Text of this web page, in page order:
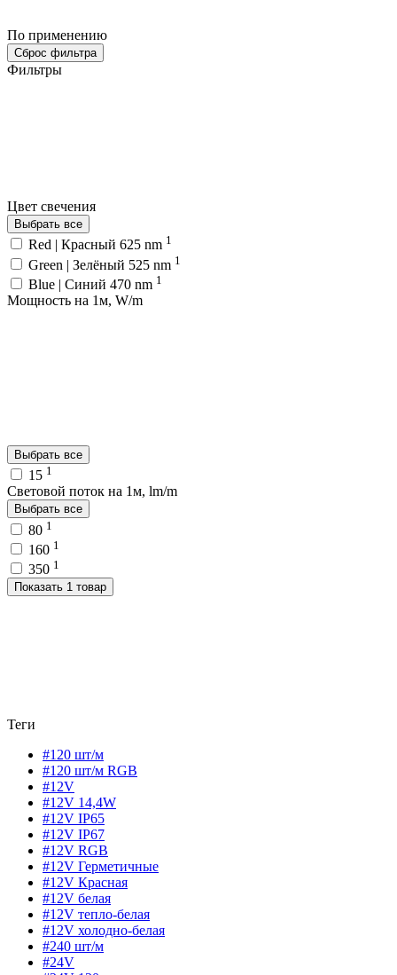
По применению
Сброс фильтра
Фильтры
Цвет свечения
Выбрать все
Red | Красный 625 nm 1
Green | Зелёный 525 nm 1
Blue | Синий 470 nm 1
Мощность на 1м, W/m
Выбрать все
15 1
Световой поток на 1м, lm/m
Выбрать все
80 1
160 1
350 1
Показать 1 товар
Теги
#120 шт/м
#120 шт/м RGB
#12V
#12V 14,4W
#12V IP65
#12V IP67
#12V RGB
#12V Герметичные
#12V Красная
#12V белая
#12V тепло-белая
#12V холодно-белая
#240 шт/м
#24V